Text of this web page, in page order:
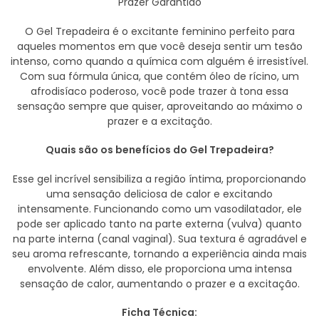
O Gel Trepadeira é o excitante feminino perfeito para
aqueles momentos em que você deseja sentir um tesão
intenso, como quando a química com alguém é irresistível.
Com sua fórmula única, que contém óleo de rícino, um
afrodisíaco poderoso, você pode trazer à tona essa
sensação sempre que quiser, aproveitando ao máximo o
prazer e a excitação.
Quais são os benefícios do Gel Trepadeira?
Esse gel incrível sensibiliza a região íntima, proporcionando
uma sensação deliciosa de calor e excitando
intensamente. Funcionando como um vasodilatador, ele
pode ser aplicado tanto na parte externa (vulva) quanto
na parte interna (canal vaginal). Sua textura é agradável e
seu aroma refrescante, tornando a experiência ainda mais
envolvente. Além disso, ele proporciona uma intensa
sensação de calor, aumentando o prazer e a excitação.
Ficha Técnica: